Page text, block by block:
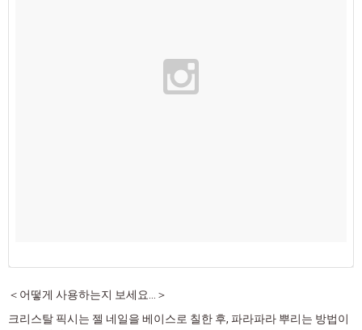
＜어떻게 사용하는지 보세요...＞
크리스탈 픽시는 젤 네일을 베이스로 칠한 후, 파라파라 뿌리는 방법이